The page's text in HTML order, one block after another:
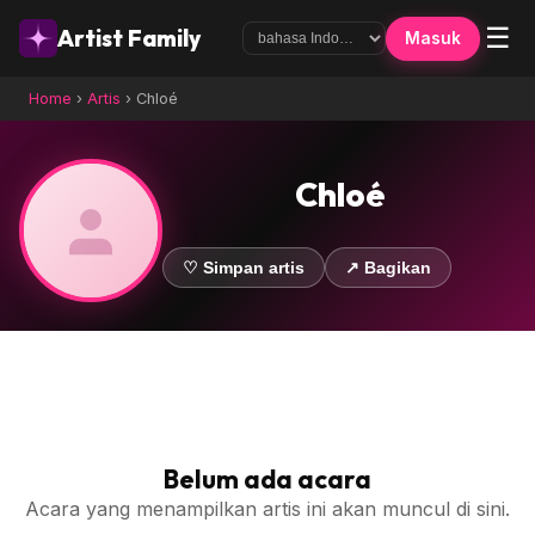
Artist Family Masuk ☰
Home › Artis › Chloé
Chloé
♡ Simpan artis ↗ Bagikan
Belum ada acara
Acara yang menampilkan artis ini akan muncul di sini.